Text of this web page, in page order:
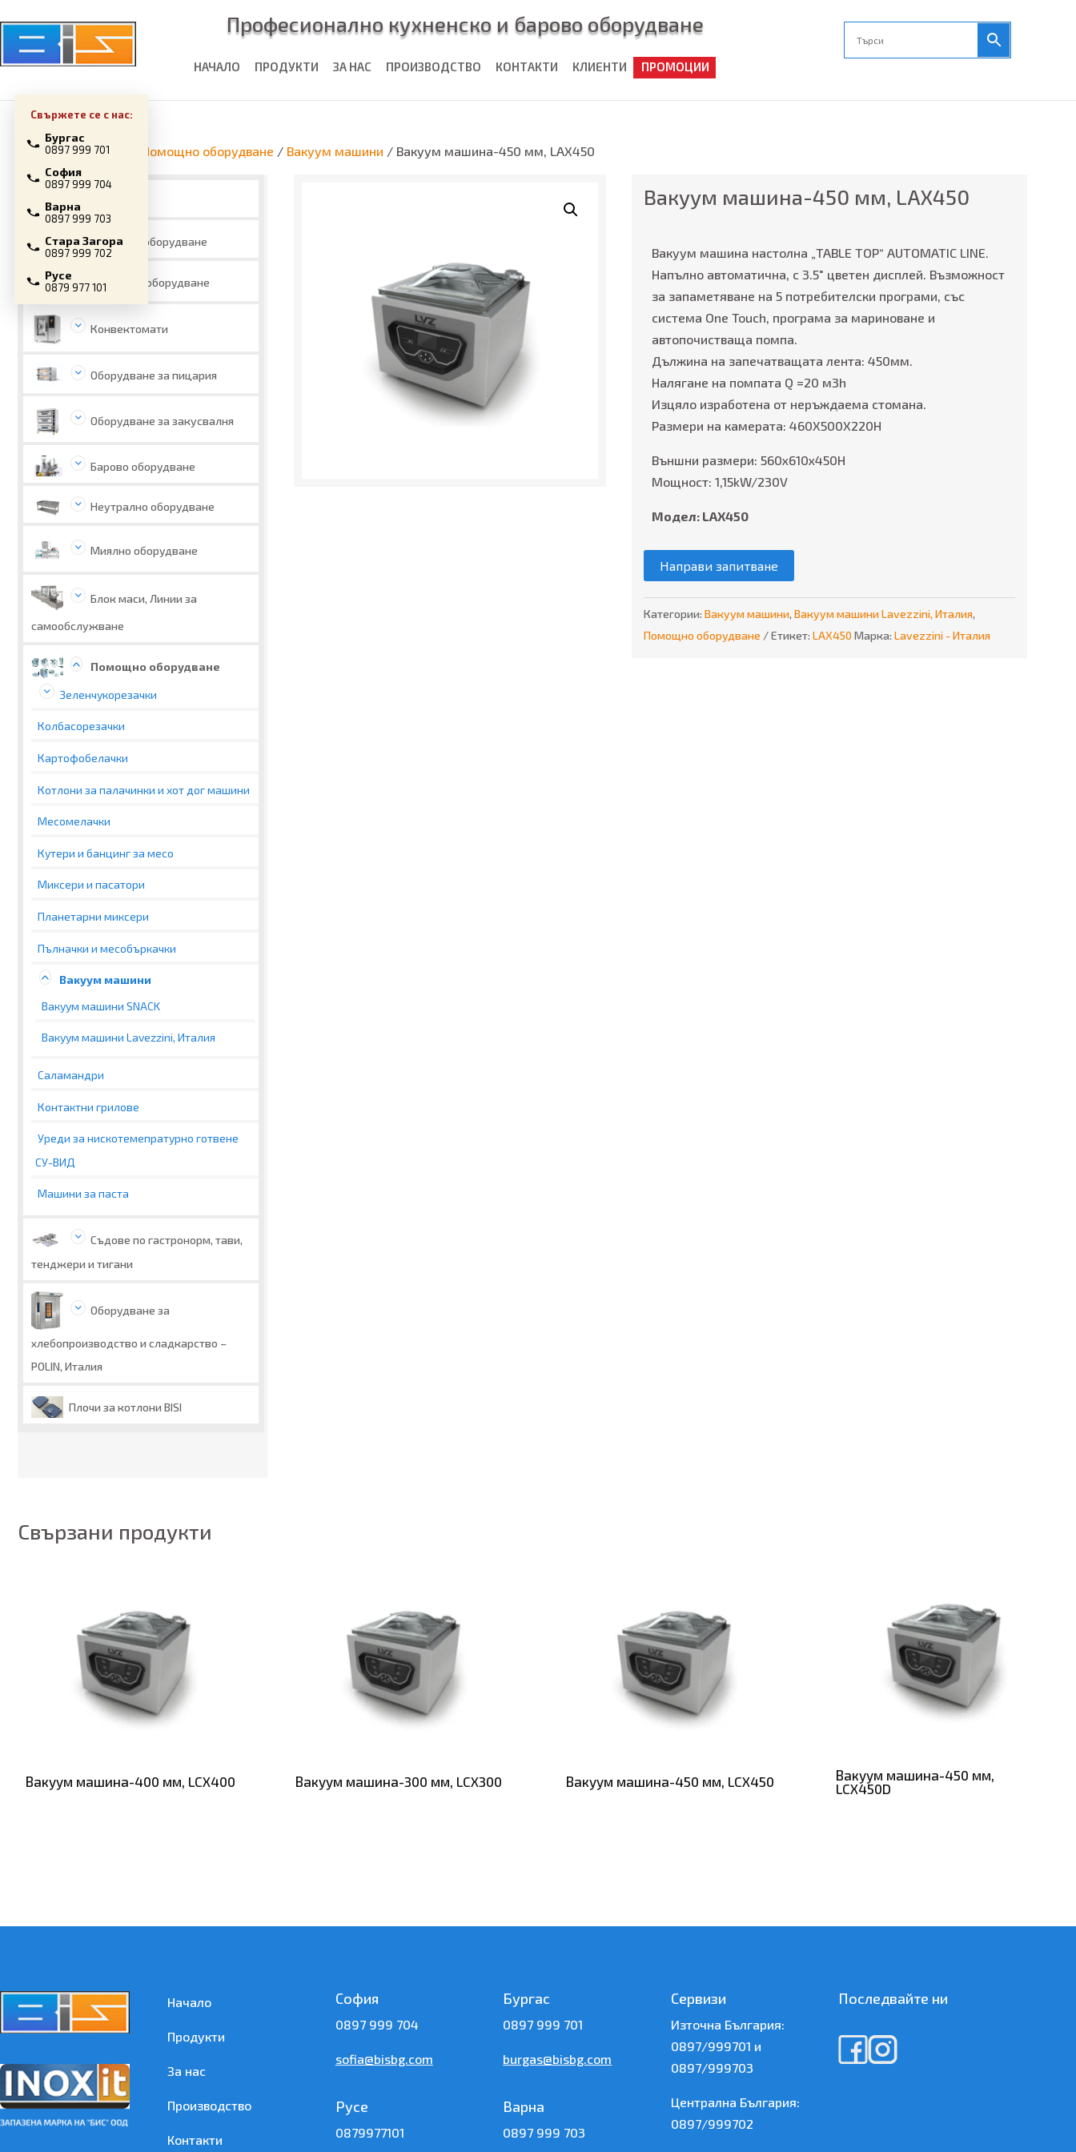
Професионално кухненско и барово оборудване
НАЧАЛО ПРОДУКТИ ЗА НАС ПРОИЗВОДСТВО КОНТАКТИ КЛИЕНТИ ПРОМОЦИИ
Начална страница Помощно оборудване / Вакуум машини / Вакуум машина-450 мм, LAX450
Промоции
Топлинно оборудване
Хладилно оборудване
Конвектомати
Оборудване за пицария
Оборудване за закусвалня
Барово оборудване
Неутрално оборудване
Миялно оборудване
Блок маси, Линии за
самообслужване
Помощно оборудване
Зеленчукорезачки
Колбасорезачки
Картофобелачки
Котлони за палачинки и хот дог машини
Месомелачки
Кутери и банцинг за месо
Миксери и пасатори
Планетарни миксери
Пълначки и месобъркачки
Вакуум машини
Вакуум машини SNACK
Вакуум машини Lavezzini, Италия
Саламандри
Контактни грилове
Уреди за нискотемепратурно готвене
СУ-ВИД
Машини за паста
Съдове по гастронорм, тави,
тенджери и тигани
Оборудване за
хлебопроизводство и сладкарство –
POLIN, Италия
Плочи за котлони BISI
Вакуум машина-450 мм, LAX450
Вакуум машина настолна „TABLE TOP“ AUTOMATIC LINE.
Напълно автоматична, с 3.5″ цветен дисплей. Възможност
за запаметяване на 5 потребителски програми, със
система One Touch, програма за мариноване и
автопочистваща помпа.
Дължина на запечатващата лента: 450мм.
Налягане на помпата Q =20 м3h
Изцяло изработена от неръждаема стомана.
Размери на камерата: 460X500X220H
Външни размери: 560x610x450H
Мощност: 1,15kW/230V
Модел: LAX450
Направи запитване
Категории: Вакуум машини, Вакуум машини Lavezzini, Италия,
Помощно оборудване
Етикет: LAX450 Марка: Lavezzini - Италия
Свързани продукти
Вакуум машина-400 мм, LCX400 Вакуум машина-300 мм, LCX300 Вакуум машина-450 мм, LCX450
Вакуум машина-450 мм,
LCX450D
Начало
Продукти
За нас
Производство
Контакти
София
0897 999 704
sofia@bisbg.com
Русе
0879977101
Бургас
0897 999 701
burgas@bisbg.com
Варна
0897 999 703
Сервизи
Източна България:
0897/999701 и
0897/999703
Централна България:
0897/999702
Последвайте ни
Свържете се с нас:
Бургас
0897 999 701
София
0897 999 704
Варна
0897 999 703
Стара Загора
0897 999 702
Русе
0879 977 101